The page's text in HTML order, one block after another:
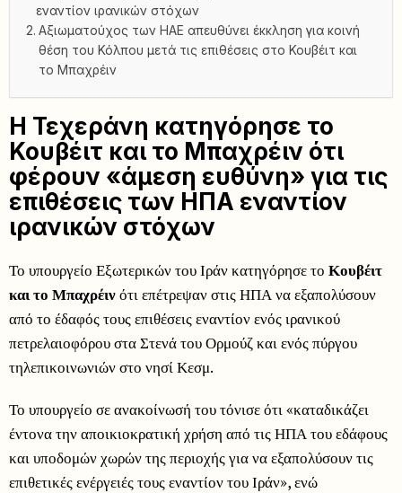
εναντίον ιρανικών στόχων
Αξιωματούχος των ΗΑΕ απευθύνει έκκληση για κοινή
θέση του Κόλπου μετά τις επιθέσεις στο Κουβέιτ και
το Μπαχρέιν
Η Τεχεράνη κατηγόρησε το
Κουβέιτ και το Μπαχρέιν ότι
φέρουν «άμεση ευθύνη» για τις
επιθέσεις των ΗΠΑ εναντίον
ιρανικών στόχων
Το υπουργείο Εξωτερικών του Ιράν κατηγόρησε το Κουβέιτ
και το Μπαχρέινότι επέτρεψαν στις ΗΠΑ να εξαπολύσουν
από το έδαφός τους επιθέσεις εναντίον ενός ιρανικού
πετρελαιοφόρου στα Στενά του Ορμούζ και ενός πύργου
τηλεπικοινωνιών στο νησί Κεσμ.
Το υπουργείο σε ανακοίνωσή του τόνισε ότι «καταδικάζει
έντονα την αποικιοκρατική χρήση από τις ΗΠΑ του εδάφους
και υποδομών χωρών της περιοχής για να εξαπολύσουν τις
επιθετικές ενέργειές τους εναντίον του Ιράν», ενώ